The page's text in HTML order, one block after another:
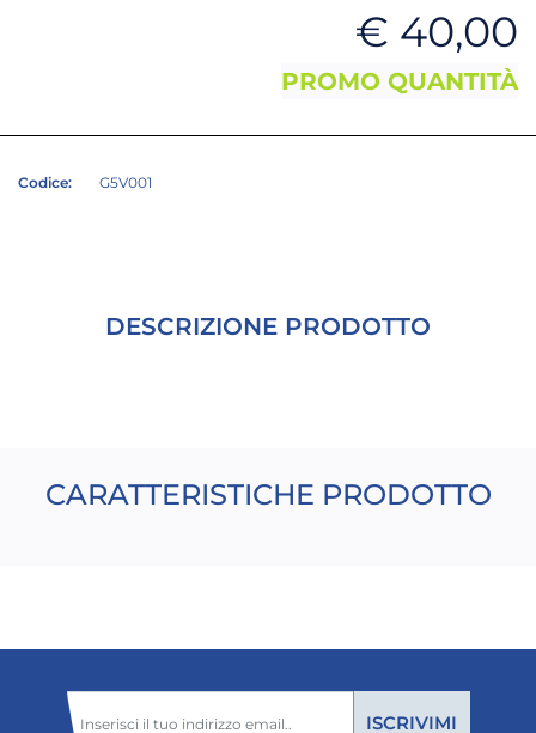
€ 40,00
PROMO QUANTITÀ
Codice: G5V001
DESCRIZIONE PRODOTTO
CARATTERISTICHE PRODOTTO